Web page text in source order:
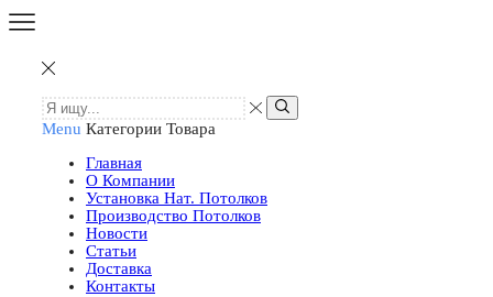
Menu Категории Товара
Главная
О Компании
Установка Нат. Потолков
Производство Потолков
Новости
Статьи
Доставка
Контакты